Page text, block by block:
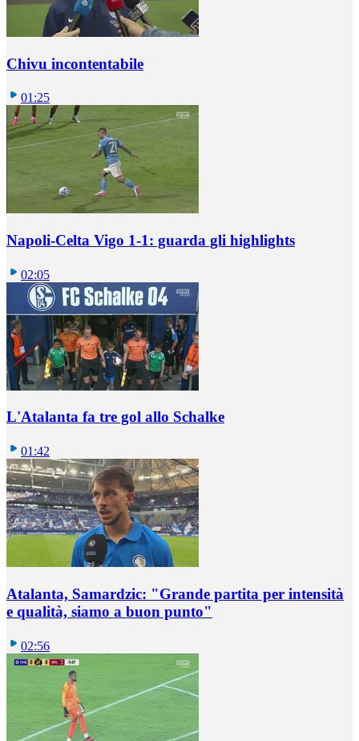
Chivu incontentabile
01:25
Napoli-Celta Vigo 1-1: guarda gli highlights
02:05
L'Atalanta fa tre gol allo Schalke
01:42
Atalanta, Samardzic: "Grande partita per intensità
e qualità, siamo a buon punto"
02:56